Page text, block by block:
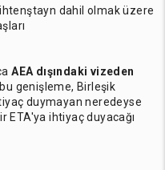
dahil olmak üzere
AEA dışındaki vizeden
genişleme, Birleşik
duymayan neredeyse
ETA'ya ihtiyaç duyacağı